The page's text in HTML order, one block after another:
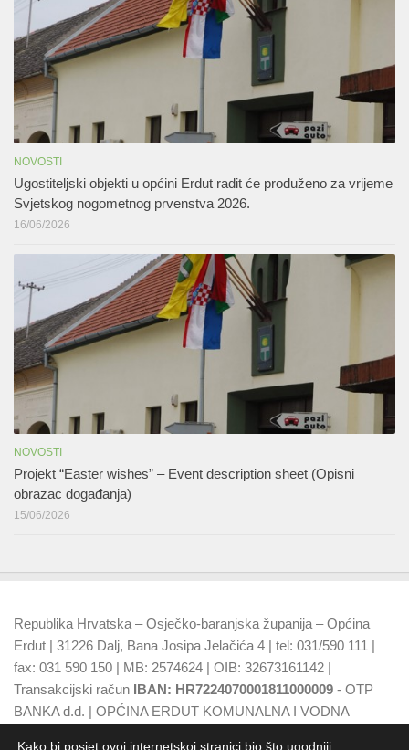
NOVOSTI
Ugostiteljski objekti u općini Erdut radit će produženo za vrijeme
Svjetskog nogometnog prvenstva 2026.
16/06/2026
NOVOSTI
Projekt “Easter wishes” – Event description sheet (Opisni
obrazac događanja)
15/06/2026
Republika Hrvatska – Osječko-baranjska županija – Općina
Erdut | 31226 Dalj, Bana Josipa Jelačića 4 | tel: 031/590 111 |
fax: 031 590 150 | MB: 2574624 | OIB: 32673161142 |
Transakcijski račun IBAN: HR7224070001811000009 - OTP
BANKA d.d. | OPĆINA ERDUT KOMUNALNA I VODNA
Kako bi posjet ovoj internetskoj stranici bio što ugodniji,